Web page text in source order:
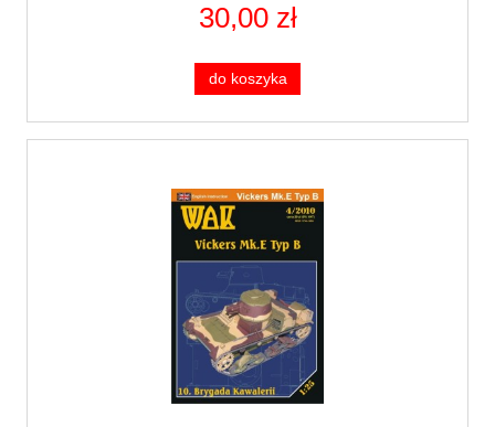
30,00 zł
do koszyka